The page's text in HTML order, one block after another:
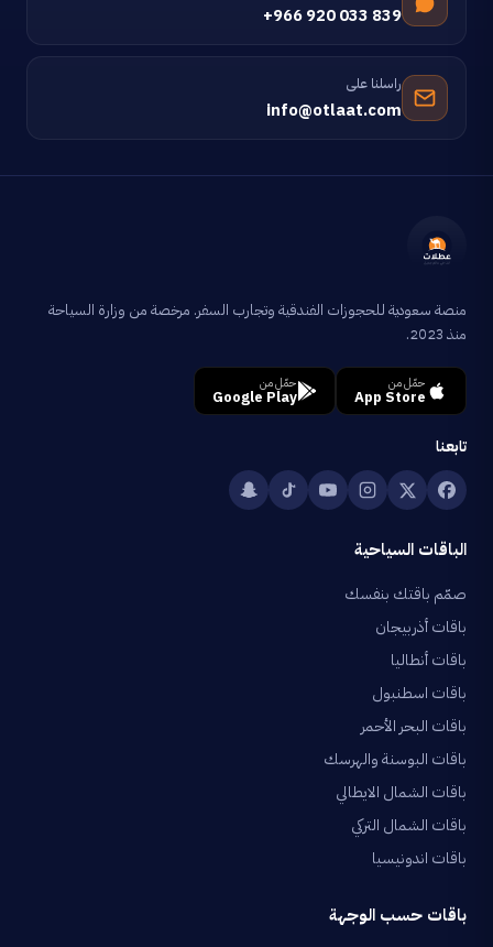
+966 920 033 839
راسلنا على
info@otlaat.com
منصة سعودية للحجوزات الفندقية وتجارب السفر. مرخصة من وزارة السياحة
منذ 2023.
حمّل من
App Store
حمّل من
Google Play
تابعنا
الباقات السياحية
صمّم باقتك بنفسك
باقات أذربيجان
باقات أنطاليا
باقات اسطنبول
باقات البحر الأحمر
باقات البوسنة والهرسك
باقات الشمال الايطالي
باقات الشمال التركي
باقات اندونيسيا
باقات حسب الوجهة